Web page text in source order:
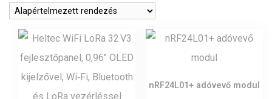
nRF24L01+ adóvevő modul